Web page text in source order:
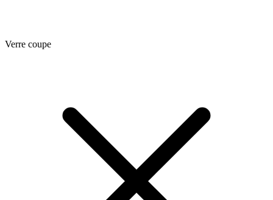
Verre coupe